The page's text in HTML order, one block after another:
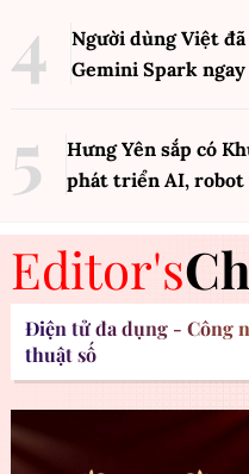
Người dùng Việt
Gemini Spark
Hưng Yên sắp có
phát triển AI, robot
Editor's
Điện tử đa dụng - Công
thuật số